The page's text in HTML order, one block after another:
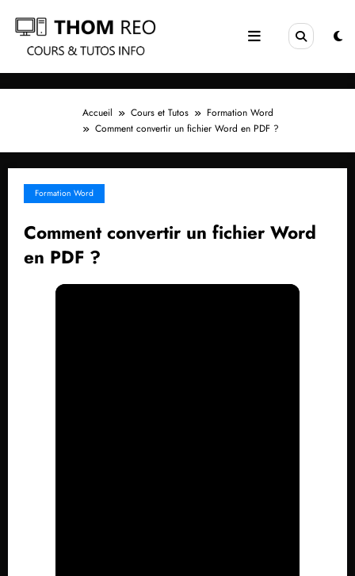
contenu
Accueil Cours et Tutos
Formation Word
Comment convertir un fichier Word en PDF ?
Formation Word
Comment convertir un fichier Word
en PDF ?